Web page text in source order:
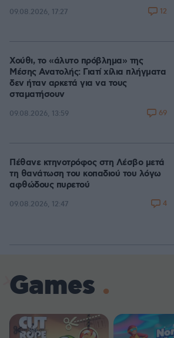
09.08.2026, 17:27 12
Χούθι, το «άλυτο πρόβλημα» της
Μέσης Ανατολής: Γιατί χίλια πλήγματα
δεν ήταν αρκετά για να τους
σταματήσουν
09.08.2026, 13:59 69
Πέθανε κτηνοτρόφος στη Λέσβο μετά
τη θανάτωση του κοπαδιού του λόγω
αφθώδους πυρετού
09.08.2026, 12:47 4
Games